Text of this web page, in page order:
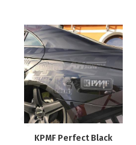
KPMF Perfect Black